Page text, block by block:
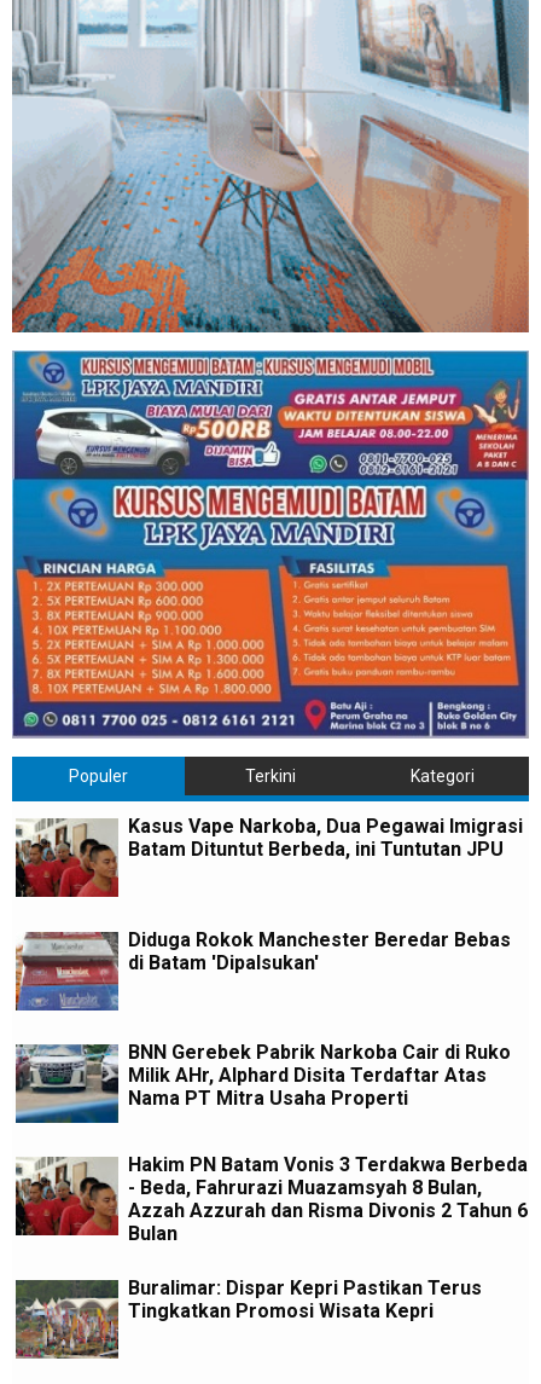
Populer Terkini Kategori
Kasus Vape Narkoba, Dua Pegawai Imigrasi
Batam Dituntut Berbeda, ini Tuntutan JPU
Diduga Rokok Manchester Beredar Bebas
di Batam 'Dipalsukan'
BNN Gerebek Pabrik Narkoba Cair di Ruko
Milik AHr, Alphard Disita Terdaftar Atas
Nama PT Mitra Usaha Properti
Hakim PN Batam Vonis 3 Terdakwa Berbeda
- Beda, Fahrurazi Muazamsyah 8 Bulan,
Azzah Azzurah dan Risma Divonis 2 Tahun 6
Bulan
Buralimar: Dispar Kepri Pastikan Terus
Tingkatkan Promosi Wisata Kepri